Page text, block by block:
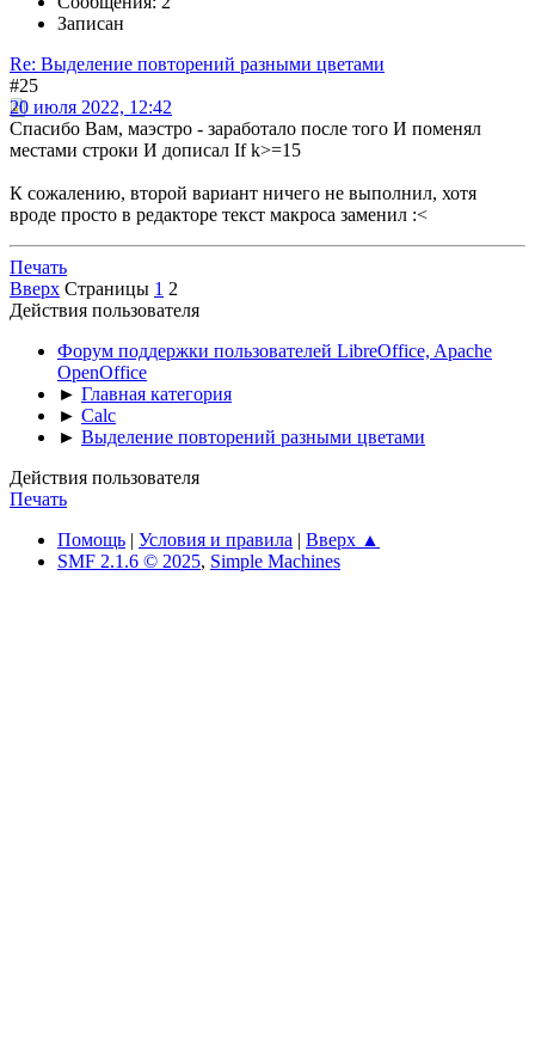
Записан
Re: Выделение повторений разными цветами
#25
20 июля 2022, 12:42
Спасибо Вам, маэстро - заработало после того И поменял
местами строки И дописал If k>=15
К сожалению, второй вариант ничего не выполнил, хотя
вроде просто в редакторе текст макроса заменил :<
Печать
Вверх Страницы 1 2
Действия пользователя
Форум поддержки пользователей LibreOffice, Apache
OpenOffice
► Главная категория
► Calc
► Выделение повторений разными цветами
Действия пользователя
Печать
Помощь | Условия и правила | Вверх ▲
SMF 2.1.6 © 2025, Simple Machines